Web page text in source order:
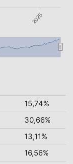
2025
15,74%
30,66%
13,11%
16,56%